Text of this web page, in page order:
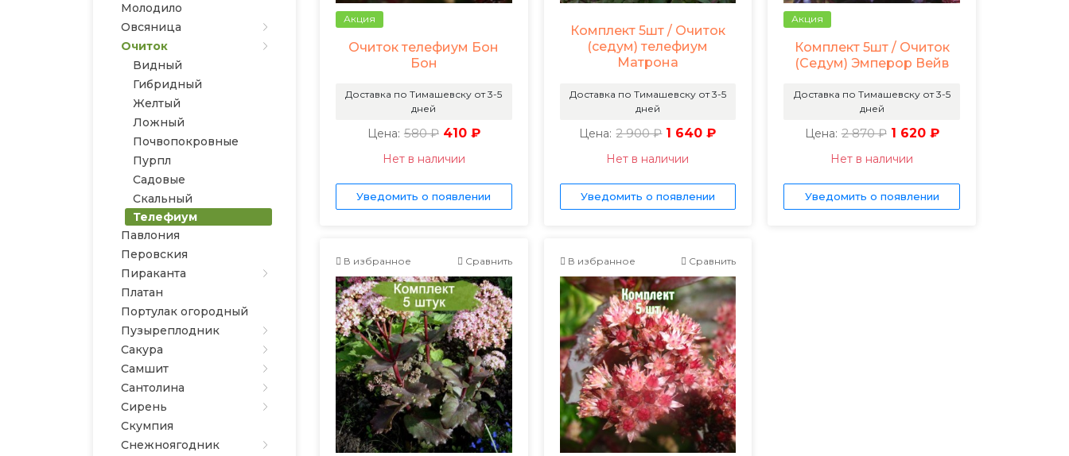
Молодило
Овсяница
Очиток
Видный
Гибридный
Желтый
Ложный
Почвопокровные
Пурпл
Садовые
Скальный
Телефиум
Павлония
Перовския
Пираканта
Платан
Портулак огородный
Пузыреплодник
Сакура
Самшит
Сантолина
Сирень
Скумпия
Снежноягодник
Акция
Очиток телефиум Бон
Бон
Доставка по Тимашевску от 3-5
дней
Цена: 580 ₽ 410 ₽
Нет в наличии
Уведомить о появлении
Комплект 5шт / Очиток
(седум) телефиум
Матрона
Доставка по Тимашевску от 3-5
дней
Цена: 2 900 ₽ 1 640 ₽
Нет в наличии
Уведомить о появлении
Акция
Комплект 5шт / Очиток
(Седум) Эмперор Вейв
Доставка по Тимашевску от 3-5
дней
Цена: 2 870 ₽ 1 620 ₽
Нет в наличии
Уведомить о появлении
В избранное Сравнить В избранное Сравнить